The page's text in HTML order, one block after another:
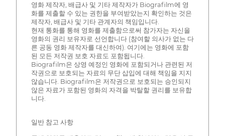
영화 제작자, 배급사 및 기타 제작자가 Biografilm에 영
화를 제출할 수 있는 권한을 부여받았는지 확인하는 것은
제작자, 배급사 및 기타 관계자의 책임입니다.
현재 통화를 통해 영화를 제출함으로써 참가자는 자신을
영화의 권리 보유자로 선언합니다 (참여할 의사가 없는 다
른 공동 영화 제작자를 대신하여). 여기에는 영화에 포함
된 모든 저작권 보호 자료도 포함됩니다.
Biografilm은 상영 예정인 영화에 포함되거나 관련된 저
작권으로 보호되는 자료의 무단 삽입에 대해 책임을 지지
않습니다. Biografilm은 저작권으로 보호되는 승인되지
않은 자료가 포함된 영화의 자격을 박탈할 권리를 보유합
니다.
일반 참고 사항